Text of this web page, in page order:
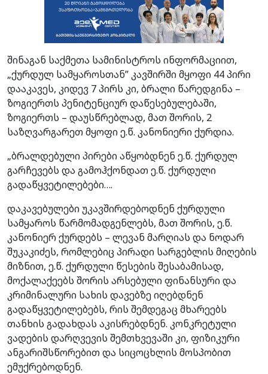
შინაგან საქმეთა სამინისტროს ინფორმაციით,
„ქურდულ სამყაროსთან” კავშირში მყოფი 44 პირი
დააკავეს, კიდევ 7 პირს კი, ბრალი წარედგინა –
ზოგიერთს პენიტენციურ დაწესებულებაში,
ზოგიერთს – დაუსწრებლად, მათ შორის, 2
საზღვარგარეთ მყოფი ე.წ. კანონიერი ქურდია.
„ბრალდებული პირები აწყობდნენ ე.წ. ქურდულ
გარჩევებს და გამოჰქონდათ ე.წ. ქურდული
გადაწყვეტილებები….
დაკავებულები უკავშირდებოდნენ ქურდული
სამყაროს წარმომადგენლებს, მათ შორის, ე.წ.
კანონიერ ქურდებს – ლევან მარღიას და ნოდარ
შუკაკიძეს, რომლებიც პირადი სარგებლის მიღების
მიზნით, ე.წ. ქურდული წესების შესაბამისად,
მოქალაქეებს შორის არსებული ფინანსური და
კრიმინალური სახის დავებზე იღებდნენ
გადაწყვეტილებებს, რის შემდეგაც მხარეებს
თანხის გადახდას აკისრებდნენ. კონკრეტული
ვადების დარღვევის შემთხვევაში კი, ფიზიკური
ანგარიშსწორებით და სიცოცხლის მოსპობით
ემუქრებოდნენ.